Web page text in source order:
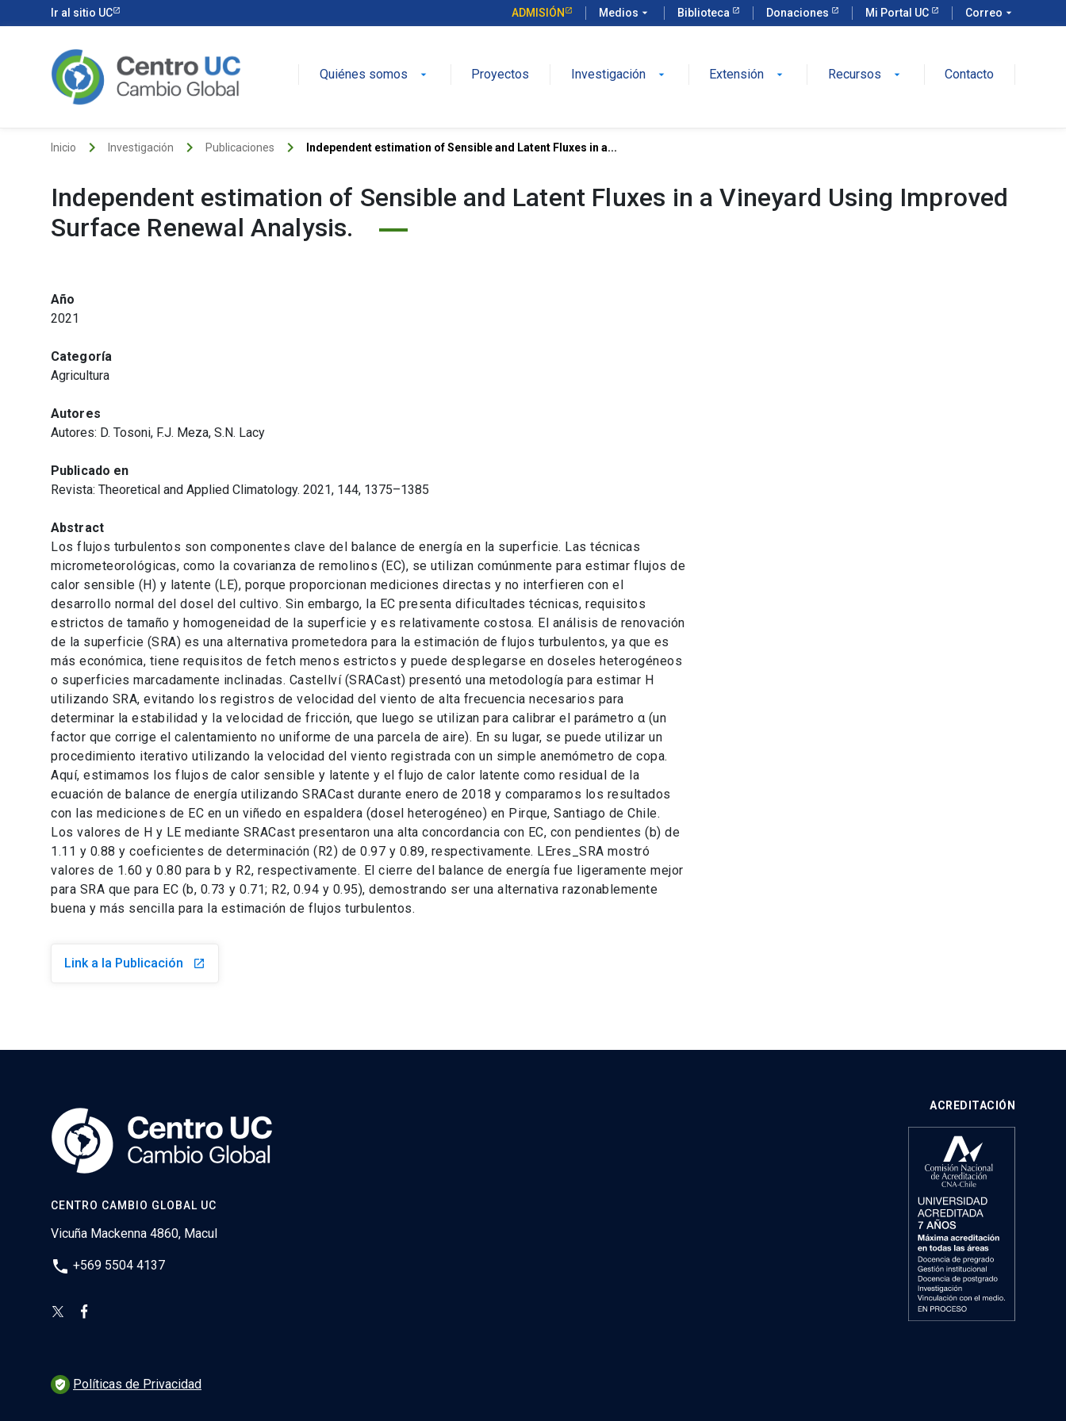
Ir al sitio UC ADMISIÓN Medios arrow_drop_down Biblioteca Donaciones Mi Portal UC Correo arrow_drop_down
Quiénes somos arrow_drop_down Proyectos Investigación arrow_drop_down Extensión arrow_drop_down Recursos arrow_drop_down Contacto
Inicio keyboard_arrow_right Investigación keyboard_arrow_right Publicaciones keyboard_arrow_right Independent estimation of Sensible and Latent Fluxes in a...
Independent estimation of Sensible and Latent Fluxes in a Vineyard Using Improved
Surface Renewal Analysis.
Año
2021
Categoría
Agricultura
Autores
Autores: D. Tosoni, F.J. Meza, S.N. Lacy
Publicado en
Revista: Theoretical and Applied Climatology. 2021, 144, 1375–1385
Abstract
Los flujos turbulentos son componentes clave del balance de energía en la superficie. Las técnicas
micrometeorológicas, como la covarianza de remolinos (EC), se utilizan comúnmente para estimar flujos de
calor sensible (H) y latente (LE), porque proporcionan mediciones directas y no interfieren con el
desarrollo normal del dosel del cultivo. Sin embargo, la EC presenta dificultades técnicas, requisitos
estrictos de tamaño y homogeneidad de la superficie y es relativamente costosa. El análisis de renovación
de la superficie (SRA) es una alternativa prometedora para la estimación de flujos turbulentos, ya que es
más económica, tiene requisitos de fetch menos estrictos y puede desplegarse en doseles heterogéneos
o superficies marcadamente inclinadas. Castellví (SRACast) presentó una metodología para estimar H
utilizando SRA, evitando los registros de velocidad del viento de alta frecuencia necesarios para
determinar la estabilidad y la velocidad de fricción, que luego se utilizan para calibrar el parámetro α (un
factor que corrige el calentamiento no uniforme de una parcela de aire). En su lugar, se puede utilizar un
procedimiento iterativo utilizando la velocidad del viento registrada con un simple anemómetro de copa.
Aquí, estimamos los flujos de calor sensible y latente y el flujo de calor latente como residual de la
ecuación de balance de energía utilizando SRACast durante enero de 2018 y comparamos los resultados
con las mediciones de EC en un viñedo en espaldera (dosel heterogéneo) en Pirque, Santiago de Chile.
Los valores de H y LE mediante SRACast presentaron una alta concordancia con EC, con pendientes (b) de
1.11 y 0.88 y coeficientes de determinación (R2) de 0.97 y 0.89, respectivamente. LEres_SRA mostró
valores de 1.60 y 0.80 para b y R2, respectivamente. El cierre del balance de energía fue ligeramente mejor
para SRA que para EC (b, 0.73 y 0.71; R2, 0.94 y 0.95), demostrando ser una alternativa razonablemente
buena y más sencilla para la estimación de flujos turbulentos.
Link a la Publicación launch
CENTRO CAMBIO GLOBAL UC
Vicuña Mackenna 4860, Macul
phone +569 5504 4137
ACREDITACIÓN
verified_user Políticas de Privacidad